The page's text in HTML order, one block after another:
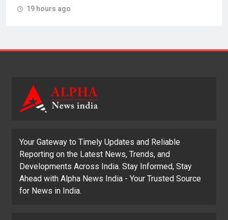
19 hours ago
Your Gateway to Timely Updates and Reliable
Reporting on the Latest News, Trends, and
Developments Across India. Stay Informed, Stay
Ahead with Alpha News India - Your Trusted Source
for News in India.